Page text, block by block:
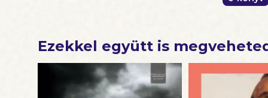
Ezekkel együtt is